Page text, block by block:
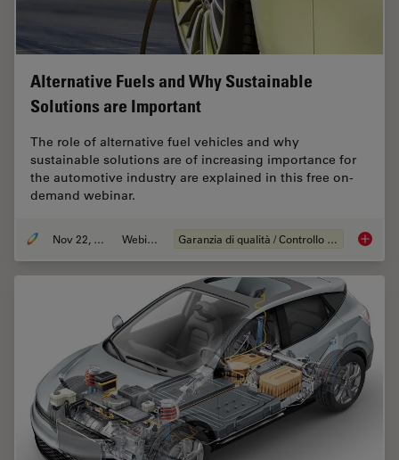
Alternative Fuels and Why Sustainable
Solutions are Important
The role of alternative fuel vehicles and why
sustainable solutions are of increasing importance for
the automotive industry are explained in this free on-
demand webinar.
Nov 22, 2022 Webinar: Garanzia di qualità / Controllo di qualità